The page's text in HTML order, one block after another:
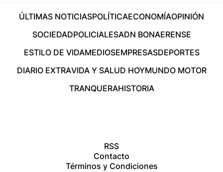
ÚLTIMAS NOTICIASPOLÍTICAECONOMÍAOPINIÓN
SOCIEDADPOLICIALESADN BONAERENSE
ESTILO DE VIDAMEDIOSEMPRESASDEPORTES
DIARIO EXTRAVIDA Y SALUD HOYMUNDO MOTOR
TRANQUERAHISTORIA
RSS
Contacto
Términos y Condiciones